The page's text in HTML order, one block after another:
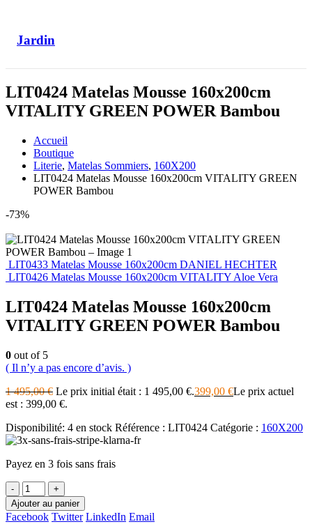
Jardin
LIT0424 Matelas Mousse 160x200cm
VITALITY GREEN POWER Bambou
Accueil
Boutique
Literie, Matelas Sommiers, 160X200
LIT0424 Matelas Mousse 160x200cm VITALITY GREEN
POWER Bambou
-73%
LIT0433 Matelas Mousse 160x200cm DANIEL HECHTER
LIT0426 Matelas Mousse 160x200cm VITALITY Aloe Vera
LIT0424 Matelas Mousse 160x200cm
VITALITY GREEN POWER Bambou
0 out of 5
( Il n’y a pas encore d’avis. )
1 495,00€ Le prix initial était : 1 495,00 €.399,00 €Le prix actuel
est : 399,00 €.
Disponibilité: 4 en stock Référence : LIT0424 Catégorie : 160X200
Payez en 3 fois sans frais
-
+
Ajouter au panier
Facebook Twitter LinkedIn Email